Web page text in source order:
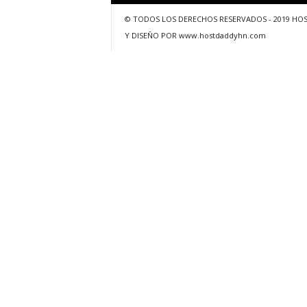
© TODOS LOS DERECHOS RESERVADOS - 2019
Y DISEÑO POR www.hostdaddyhn.com